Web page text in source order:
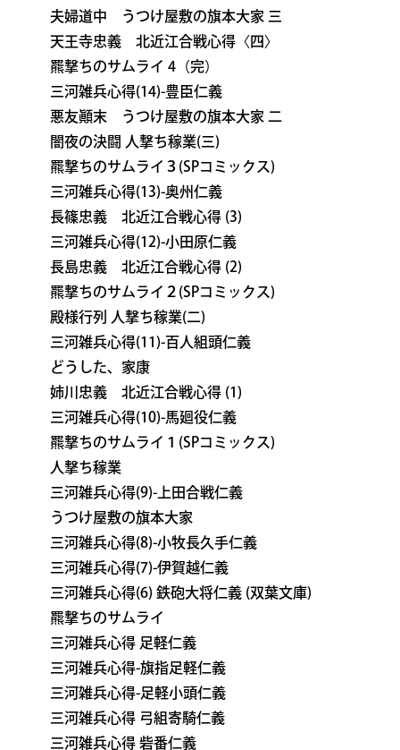
夫婦道中 うつけ屋敷の旗本大家 三
天王寺忠義 北近江合戦心得〈四〉
羆撃ちのサムライ 4（完）
三河雑兵心得(14)-豊臣仁義
悪友顚末 うつけ屋敷の旗本大家 二
闇夜の決闘 人撃ち稼業(三)
羆撃ちのサムライ３(SPコミックス)
三河雑兵心得(13)-奥州仁義
長篠忠義 北近江合戦心得 (3)
三河雑兵心得(12)-小田原仁義
長島忠義 北近江合戦心得 (2)
羆撃ちのサムライ２(SPコミックス)
殿様行列 人撃ち稼業(二)
三河雑兵心得(11)-百人組頭仁義
どうした、家康
姉川忠義 北近江合戦心得 (1)
三河雑兵心得(10)-馬廻役仁義
羆撃ちのサムライ１(SPコミックス)
人撃ち稼業
三河雑兵心得(9)-上田合戦仁義
うつけ屋敷の旗本大家
三河雑兵心得(8)-小牧長久手仁義
三河雑兵心得(7)-伊賀越仁義
三河雑兵心得(6) 鉄砲大将仁義 (双葉文庫)
羆撃ちのサムライ
三河雑兵心得 足軽仁義
三河雑兵心得-旗指足軽仁義
三河雑兵心得-足軽小頭仁義
三河雑兵心得 弓組寄騎仁義
三河雑兵心得 砦番仁義